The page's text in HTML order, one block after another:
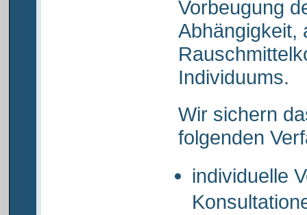
Vorbeugung
Abhängigkeit,
Individuums.
Wir sichern
folgenden
individuelle